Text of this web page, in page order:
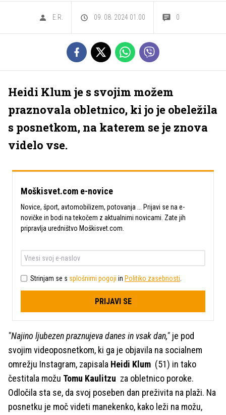
E.R. 09. 08. 2024 01.00 0
Heidi Klum je s svojim možem
praznovala obletnico, ki jo je obeležila
s posnetkom, na katerem se je znova
videlo vse.
Moškisvet.com e-novice
Novice, šport, avtomobilizem, potovanja ... Prijavi se na e-
novičke in bodi na tekočem z aktualnimi novicami. Zate jih
pripravlja uredništvo Moškisvet.com.
Strinjam se s splošnimi pogoji in Politiko zasebnosti
PRIJAVI SE
"Najino ljubezen praznujeva danes in vsak dan," je pod
svojim videoposnetkom, ki ga je objavila na socialnem
omrežju Instagram, zapisala Heidi Klum (51) in tako
čestitala možu Tomu Kaulitzu za obletnico poroke.
Odločila sta se, da svoj poseben dan preživita na plaži. Na
posnetku je moč videti manekenko, kako leži na možu,